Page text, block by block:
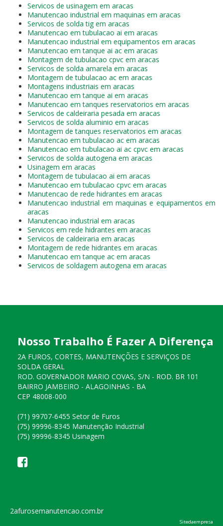
Servicos de usinagem em aracas
Manutencao industrial em maquinas em aracas
Servicos de solda tig em aracas
Manutencao em tubulacao ai em aracas
Manutencao industrial em equipamentos em aracas
Manutencao em tanque ai ac em aracas
Montagem de tubulacao cpvc em aracas
Servicos de solda amarela em aracas
Montagem de tubulacao ac em aracas
Montagens industriais em aracas
Manutencao em tanque ai em aracas
Manutencao em tanques reservatorios em aracas
Servicos de caldeiraria pesada em aracas
Servicos de solda aluminio em aracas
Montagem de tanques reservatorios em aracas
Manutencao em tubulacao ac em aracas
Manutencao em tubulacao ai ac cpvc em aracas
Servicos de solda autogena em aracas
Usinagem em aracas
Montagem de tubulacao ai em aracas
Manutencao em tubulacao cpvc em aracas
Manutencao de rede hidrantes em aracas
Manutencao industrial em maquinas e equipamentos em
aracas
Manutencao industrial em aracas
Servicos em rede hidrantes em aracas
Servicos de caldeiraria em aracas
Montagem de rede hidrantes em aracas
Manutencao em tanque ac em aracas
Servicos de soldagem autogena em aracas
Nosso Trabalho É Fazer A Diferença
2A FUROS, CORTES, MANUTENÇÕES E SERVIÇOS DE
SOLDA GERAL
ROD. GOVERNADOR MARIO COVAS, S/N - ROD. BR 101
BAIRRO JAMBEIRO - ALAGOINHAS - BA
CEP 48008-000
(71) 99707-6455 Setor de Furos
(75) 99996-8345 Manutenção Industrial
(75) 99996-8345 Usinagem
2afurosemanutencao.com.br
Sitedaempresa